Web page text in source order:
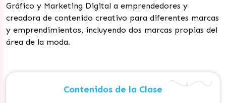
Gráfico y Marketing Digital a emprendedores y
creadora de contenido creativo para diferentes marcas
y emprendimientos, incluyendo dos marcas propias del
área de la moda.
Contenidos de la Clase